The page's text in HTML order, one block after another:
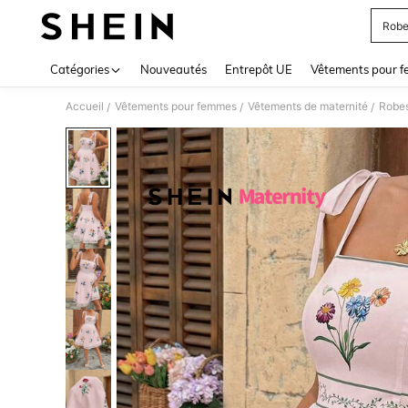
Catégories Nouveautés Entrepôt UE Vêtements pour
Accueil / Vêtements pour femmes / Vêtements de maternité /